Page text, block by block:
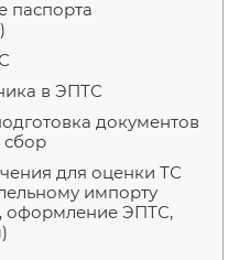
паспорта
в ЭПТС
документов
сбор
для оценки ТС
импорту
ЭПТС,